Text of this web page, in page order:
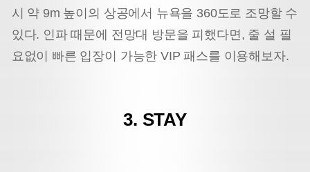
시 약 9m 높이의 상공에서 뉴욕을 360도로 조망할 수
있다. 인파 때문에 전망대 방문을 피했다면, 줄 설 필
요없이 빠른 입장이 가능한 VIP 패스를 이용해보자.
3. STAY